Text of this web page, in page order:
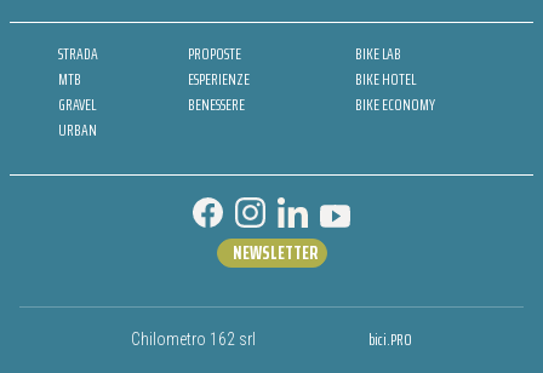
STRADA
MTB
GRAVEL
URBAN
PROPOSTE
ESPERIENZE
BENESSERE
BIKE LAB
BIKE HOTEL
BIKE ECONOMY
Chilometro 162 srl bici.PRO
NEWSLETTER